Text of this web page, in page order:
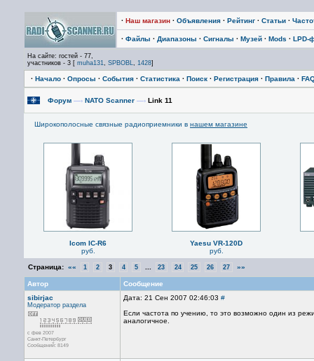
· Наш магазин · Объявления · Рейтинг · Статьи ·
· Файлы · Диапазоны · Сигналы · Музей · Mods · LPD-
На сайте: гостей - 77,
участников - 3 [ muha131, SPBOBL, 1428]
· Начало · Опросы · События · Статистика · Поиск · Регистрация · Правила ·
Форум —› NATO Scanner —› Link 11
Широкополосные связные радиоприемники в нашем магазине
Icom IC-R6
руб.
Yaesu VR-120D
руб.
Страница: «« 1 2 3 4 5 23 24 25 26 27 »»
Автор
Сообщение
sibirjac
Модератор раздела
с фев 2007
Санкт-Петербург
Сообщений: 8149
Дата: 21 Сен 2007 02:46:03 #
Если частота по учению, то это возможно один из
аналогичное.